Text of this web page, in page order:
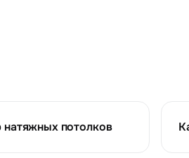
натяжных потолков